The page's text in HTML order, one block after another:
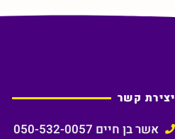
יצירת קשר
אשר בן חיים 050-532-0057